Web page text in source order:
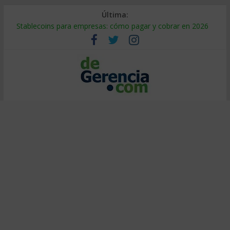
Última:
Stablecoins para empresas: cómo pagar y cobrar en 2026
Despido silencioso: qué es y por qué sale tan caro
IA en selección de personal: cómo auditarla a tiempo
Trabajo forzoso en la cadena de suministro: qué hacer
Mercado hispano de EE. UU.: cómo segmentarlo y venderle